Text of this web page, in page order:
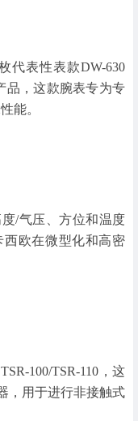
代表性表款DW-630
品，这款腕表专为专
能。
/气压、方位和温度
西欧在微型化和高密
100/TSR-110，这
，用于进行非接触式